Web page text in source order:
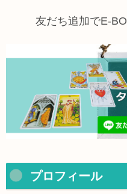
友だち追加でE-
プロフィール